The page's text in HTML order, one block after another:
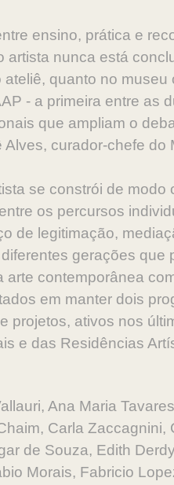
ensino, prática e
nunca está
quanto no
- a primeira entre as
que ampliam o
curador-chefe do
se constrói de
os percursos
de legitimação,
gerações
contemporânea
em manter dois
projetos, ativos nos
e das Residências
Ana Maria
Carla Zaccagnini,
de Souza, Edith
Morais, Fabricio